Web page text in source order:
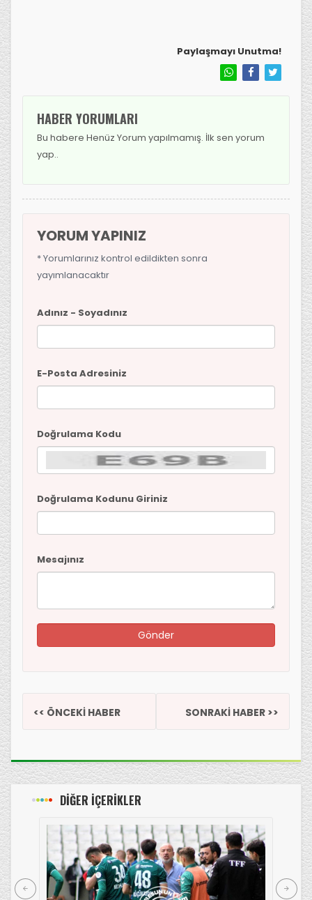
Paylaşmayı Unutma!
HABER YORUMLARI
Bu habere Henüz Yorum yapılmamış. İlk sen yorum
yap..
YORUM YAPINIZ
* Yorumlarınız kontrol edildikten sonra
yayımlanacaktır
Adınız - Soyadınız
E-Posta Adresiniz
Doğrulama Kodu
Doğrulama Kodunu Giriniz
Mesajınız
<< ÖNCEKİ HABER SONRAKİ HABER >>
DİĞER İÇERİKLER